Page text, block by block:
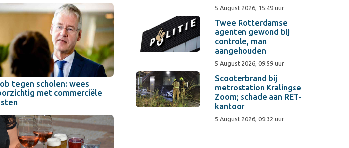
tegen scholen: wees
met commerciële
5 August 2026, 15:49 uur
Twee Rotterdamse
agenten gewond bij
controle, man
aangehouden
5 August 2026, 09:59 uur
Scooterbrand bij
metrostation Kralingse
Zoom; schade aan RET-
kantoor
5 August 2026, 09:32 uur